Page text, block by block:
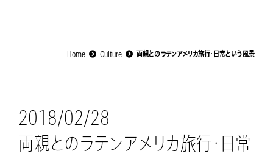
Home Culture 両親とのラテンアメリカ旅行・日常という風景
2018/02/28
両親とのラテンアメリカ旅行・日常